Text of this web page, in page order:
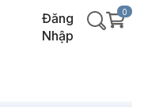
Đăng
Nhập
0